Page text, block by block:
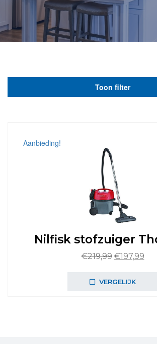
Toon filter
Aanbieding!
Nilfisk stofzuiger
€219,99
was:
€197,99
VERGELIJK